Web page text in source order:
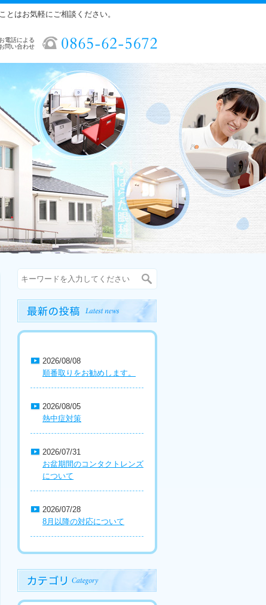
はお気軽にご相談ください。
お電話による
お問い合わせ
2026/08/08
順番取りをお勧めします。
2026/08/05
熱中症対策
2026/07/31
お盆期間のコンタクトレンズ
について
2026/07/28
8月以降の対応について